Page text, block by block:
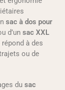
sac à dos pour
d’un sac XXL
à des
ou de
du sac